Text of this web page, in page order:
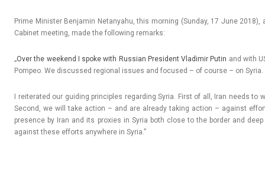
Prime Minist­er Be­njamin Netanyahu, this morn­ing (Sun­day, 17 June
Cabinet meet­ing, made the fol­low­ing re­marks:
„Over the weekend I spoke with Rus­sian Pre­sident Vladimir Putin and with
Pom­peo. We dis­cus­sed re­gion­al is­sues and focused – of co­ur­se – on Syria.
I re­iterated our guid­ing prin­ci­ples re­gard­ing Syria. First of all, Iran needs to
Second, we will take ac­tion – and are al­ready tak­ing ac­tion – against
pre­s­ence by Iran and its pro­x­ies in Syria both close to the bord­er and
against these ef­forts an­yw­here in Syria.”